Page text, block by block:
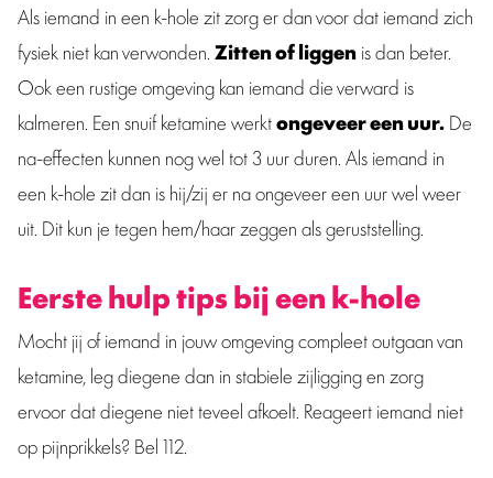
Als iemand in een k-hole zit zorg er dan voor dat iemand zich
fysiek niet kan verwonden. Zitten of liggenis dan beter.
Ook een rustige omgeving kan iemand die verward is
kalmeren. Een snuif ketamine werktongeveer een uur.De
na-effecten kunnen nog wel tot 3 uur duren. Als iemand in
een k-hole zit dan is hij/zij er na ongeveer een uur wel weer
uit. Dit kun je tegen hem/haar zeggen als geruststelling.
Eerste hulp tips bij een k-hole
Mocht jij of iemand in jouw omgeving compleet outgaan van
ketamine, leg diegene dan in stabiele zijligging en zorg
ervoor dat diegene niet teveel afkoelt. Reageert iemand niet
op pijnprikkels? Bel 112.